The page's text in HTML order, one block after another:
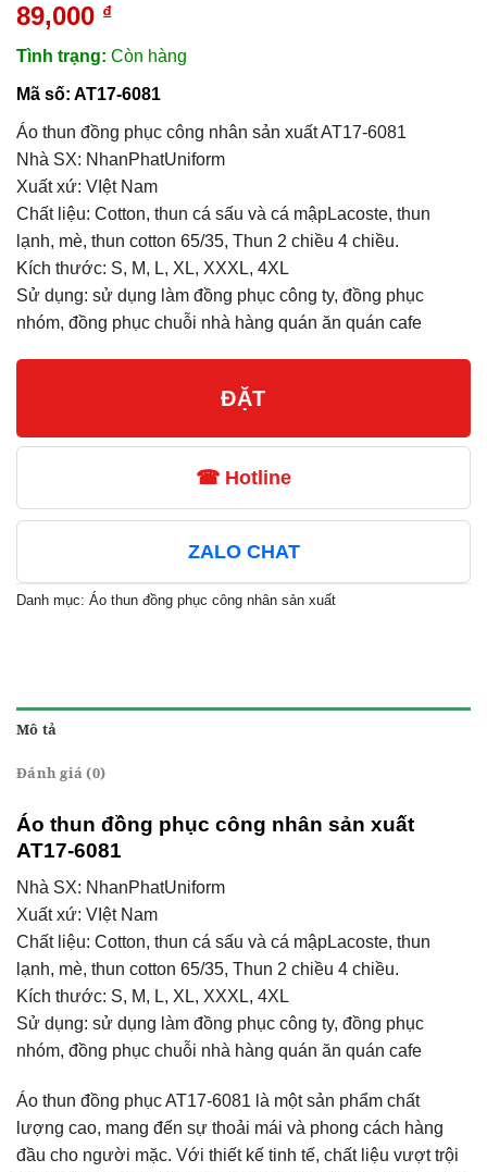
89,000 ₫
Tình trạng: Còn hàng
Mã số: AT17-6081
Áo thun đồng phục công nhân sản xuất AT17-6081
Nhà SX: NhanPhatUniform
Xuất xứ: VIệt Nam
Chất liệu: Cotton, thun cá sấu và cá mậpLacoste, thun
lạnh, mè, thun cotton 65/35, Thun 2 chiều 4 chiều.
Kích thước: S, M, L, XL, XXXL, 4XL
Sử dụng: sử dụng làm đồng phục công ty, đồng phục
nhóm, đồng phục chuỗi nhà hàng quán ăn quán cafe
ĐẶT
☎ Hotline
ZALO CHAT
Danh mục: Áo thun đồng phục công nhân sản xuất
Mô tả
Đánh giá (0)
Áo thun đồng phục công nhân sản xuất
AT17-6081
Nhà SX: NhanPhatUniform
Xuất xứ: VIệt Nam
Chất liệu: Cotton, thun cá sấu và cá mậpLacoste, thun
lạnh, mè, thun cotton 65/35, Thun 2 chiều 4 chiều.
Kích thước: S, M, L, XL, XXXL, 4XL
Sử dụng: sử dụng làm đồng phục công ty, đồng phục
nhóm, đồng phục chuỗi nhà hàng quán ăn quán cafe
Áo thun đồng phục AT17-6081 là một sản phẩm chất
lượng cao, mang đến sự thoải mái và phong cách hàng
đầu cho người mặc. Với thiết kế tinh tế, chất liệu vượt trội